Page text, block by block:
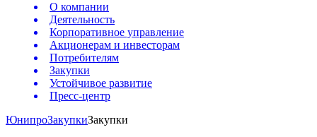
О компании
Деятельность
Корпоративное управление
Акционерам и инвесторам
Потребителям
Закупки
Устойчивое развитие
Пресс-центр
ЮнипроЗакупкиЗакупки